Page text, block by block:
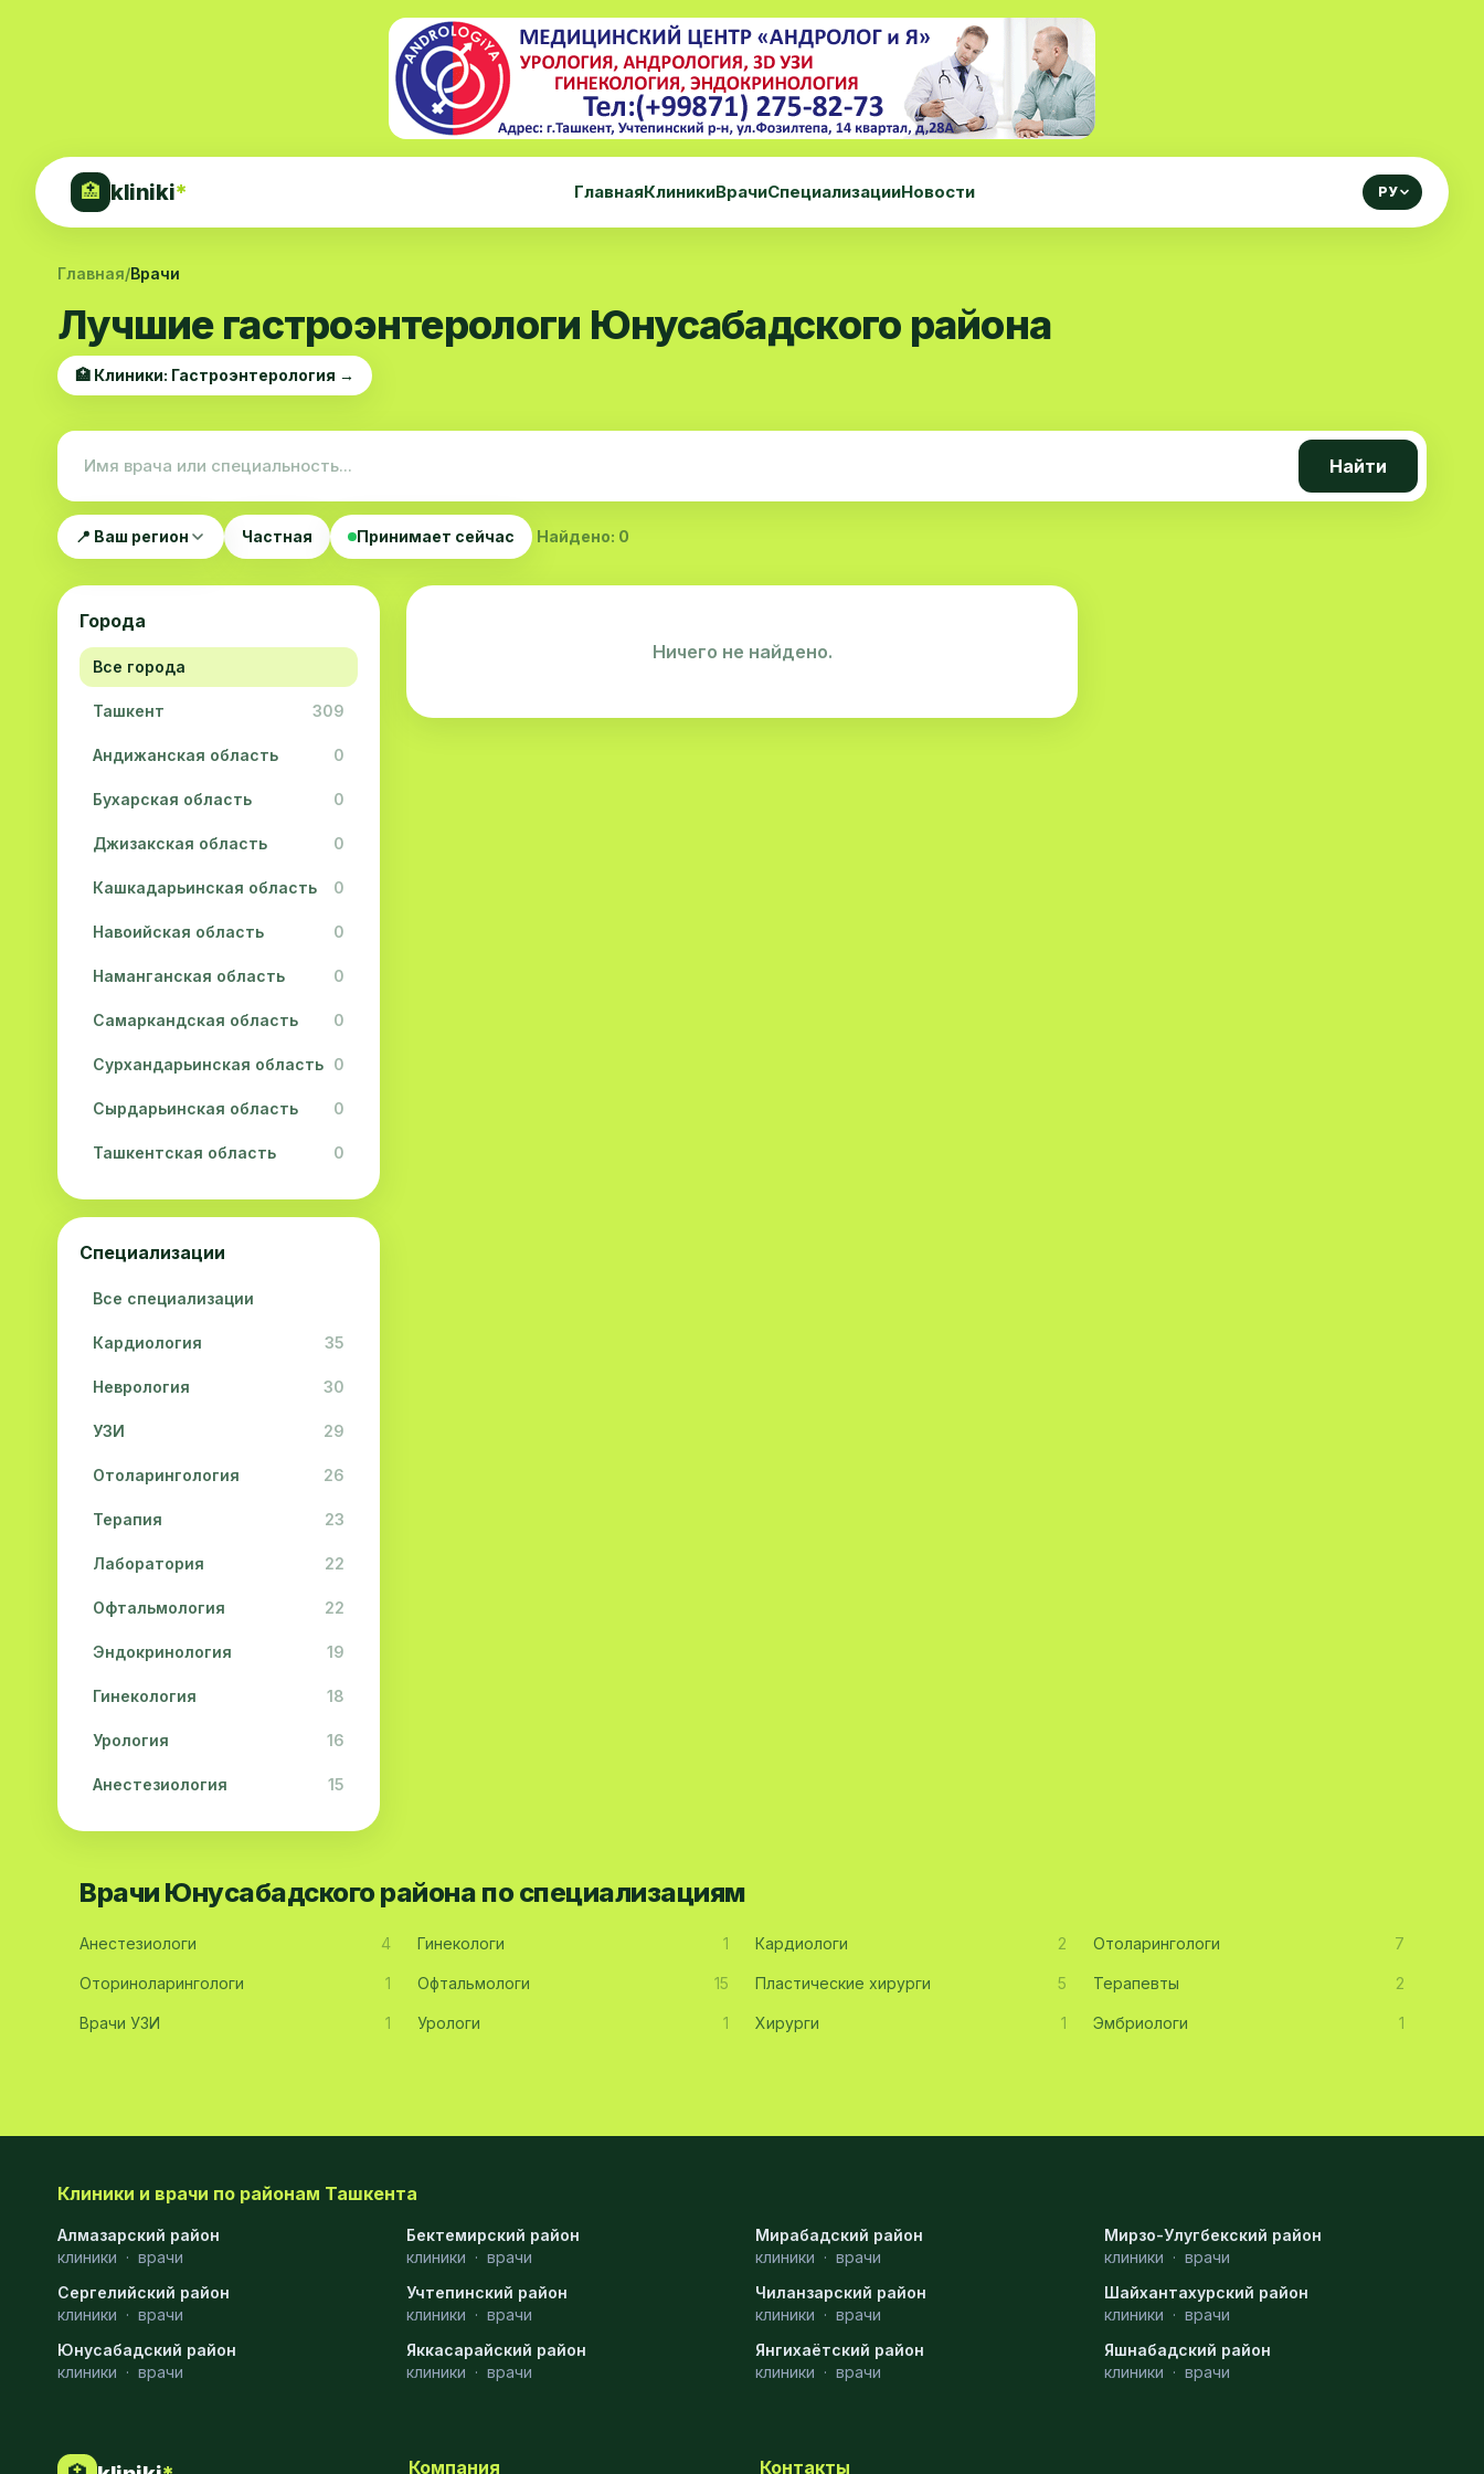
🏥 kliniki* ГлавнаяКлиникиВрачиСпециализацииНовости РУ
Главная/Врачи
Лучшие гастроэнтерологи Юнусабадского района
🏥 Клиники: Гастроэнтерология →
Найти
📍 Ваш регион Частная Принимает сейчас Найдено: 0
Города
Все города
Ташкент 309
Андижанская область 0
Бухарская область 0
Джизакская область 0
Кашкадарьинская область 0
Навоийская область 0
Наманганская область 0
Самаркандская область 0
Сурхандарьинская область 0
Сырдарьинская область 0
Ташкентская область 0
Ферганская область 0
Специализации
Все специализации
Кардиология 35
Неврология 30
УЗИ 29
Отоларингология 26
Терапия 23
Лаборатория 22
Офтальмология 22
Эндокринология 19
Гинекология 18
Урология 16
Анестезиология 15
Дерматология 15
Стоматология 9
Физиотерапия
Ортопедия
Пластическая хирургия
Ничего не найдено.
Врачи Юнусабадского района по специализациям
Анестезиологи 4 Гинекологи 1 Кардиологи 2 Отоларингологи 7
Оториноларингологи 1 Офтальмологи 15 Пластические хирурги 5 Терапевты 2
Врачи УЗИ 1 Урологи 1 Хирурги 1 Эмбриологи 1
Клиники и врачи по районам Ташкента
Алмазарский район
клиники · врачи
Бектемирский район
клиники · врачи
Мирабадский район
клиники · врачи
Мирзо-Улугбекский район
клиники · врачи
Сергелийский район
клиники · врачи
Учтепинский район
клиники · врачи
Чиланзарский район
клиники · врачи
Шайхантахурский район
клиники · врачи
Юнусабадский район
клиники · врачи
Яккасарайский район
клиники · врачи
Янгихаётский район
клиники · врачи
Яшнабадский район
клиники · врачи
Компания Контакты